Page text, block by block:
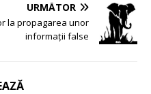
URMĂTOR
la propagarea unor
informații false